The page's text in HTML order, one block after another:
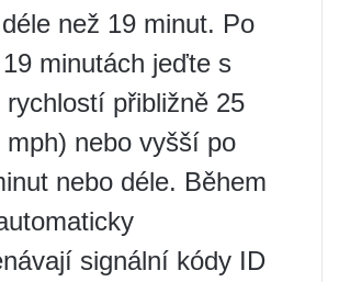
než 19 minut. Po
minutách jeďte s
rychlostí přibližně 25
mph) nebo vyšší po
nebo déle. Během
signální kódy ID